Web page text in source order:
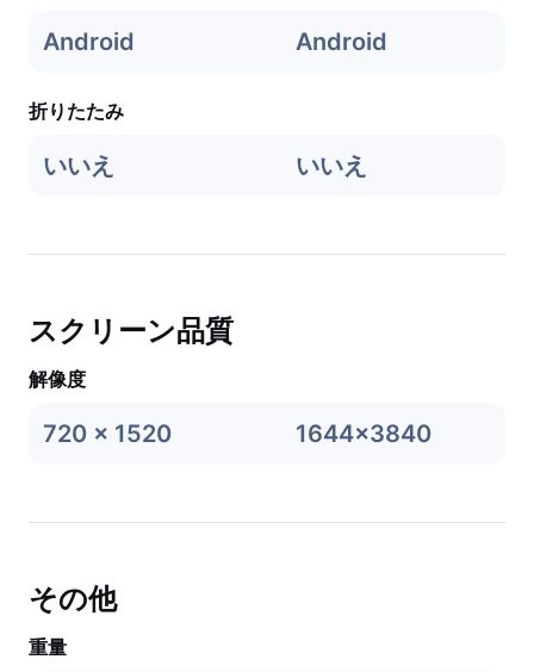
Android Android
折りたたみ
いいえ いいえ
スクリーン品質
解像度
720 x 1520 1644x3840
その他
重量